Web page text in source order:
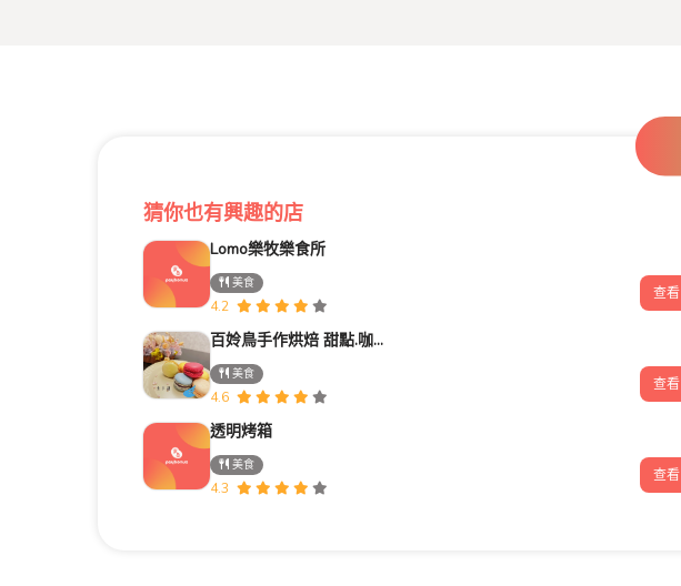
猜你也有興趣的店
Lomo樂牧樂食所
美食
4.2
查看
百姈鳥手作烘焙 甜點.咖啡.,司康,馬卡龍、手工蛋捲專賣店
美食
4.6
查看
透明烤箱
美食
4.3
查看